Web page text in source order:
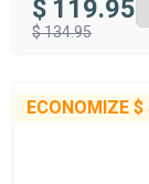
$ 119.95
$ 134.95
ECONOMIZE $